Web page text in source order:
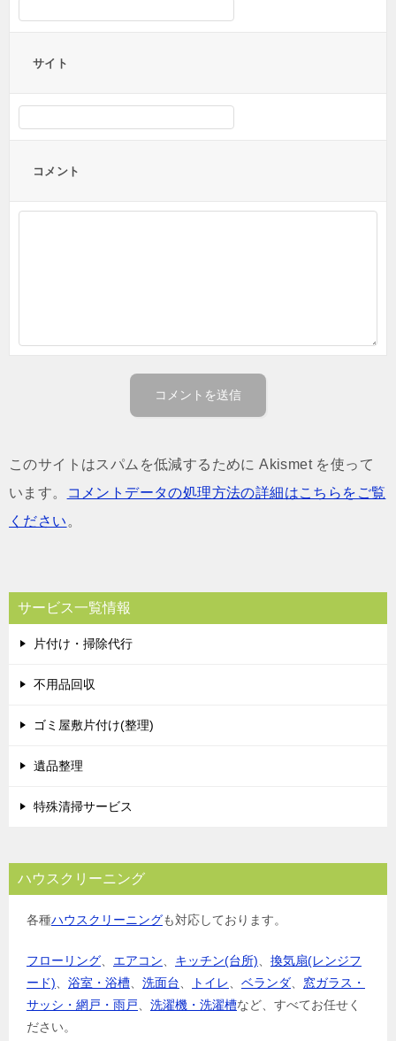
サイト
コメント
このサイトはスパムを低減するために Akismet を使って
います。
コメントデータの処理方法の詳細はこちらをご覧
ください 。
サービス一覧情報
片付け・掃除代行
不用品回収
ゴミ屋敷片付け(整理)
遺品整理
特殊清掃サービス
ハウスクリーニング
各種ハウスクリーニングも対応しております。
フローリング エアコン キッチン(台所)
換気扇(レンジフ
ード)
浴室・浴槽 洗面台 トイレ ベランダ
窓ガラス・
サッシ・網戸・雨戸
洗濯機・洗濯槽など、すべてお任せく
ださい。